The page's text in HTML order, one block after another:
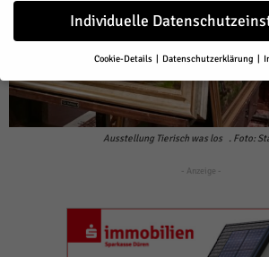
Ausstellung Tierisch was los . Foto:
- Anzeige -
Individuelle
Cookie-Details Datenschutzerklärung
Wenn Sie unter 16 Jahre alt sind und Ihre
Diensten geben möchten, müssen Sie Ihre
um Erlaubnis bitten.
Einige von ihnen sind essenziell, während
können verarbeitet werden (z. B. IP-Adressen),
Anzeigen und Inhalte oder Anzeigen- und
Informationen über die Verwendung Ihrer